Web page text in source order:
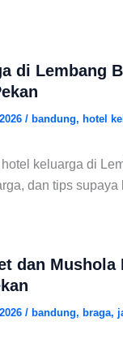
di Lembang
/ bandung, hotel
keluarga di
dan tips supaya
dan
/ bandung, braga,